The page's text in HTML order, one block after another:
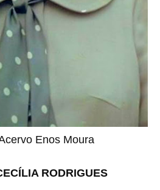
Enos Moura
RODRIGUES